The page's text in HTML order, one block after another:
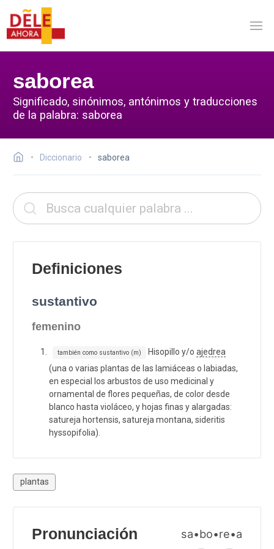
saborea
Significado, sinónimos, antónimos y traducciones
de la palabra: saborea
Diccionario saborea
Definiciones
sustantivo
femenino
también como sustantivo (m) Hisopillo y/o ajedrea
(una o varias plantas de las lamiáceas o labiadas,
en especial los arbustos de uso medicinal y
ornamental de flores pequeñas, de color desde
blanco hasta violáceo, y hojas finas y alargadas:
satureja hortensis, satureja montana, sideritis
hyssopifolia).
plantas
Pronunciación sa•bo•re•a